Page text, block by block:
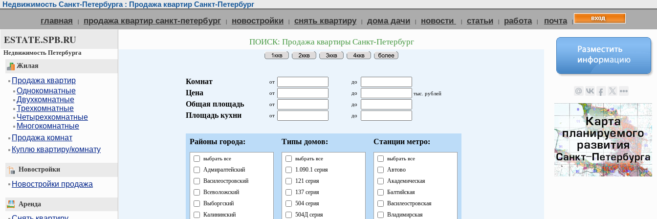
Недвижимость Санкт-Петербурга : Продажа квартир Санкт-Петербург
главная | продажа квартир санкт-петербург | новостройки | снять квартиру | дома дачи | новости | статьи | работа | почта |
ESTATE.SPB.RU
Недвижимость Петербурга
Жилая
Продажа квартир
Однокомнатные
Двухкомнатные
Трехкомнатные
Четырехкомнатные
Многокомнатные
Продажа комнат
Куплю квартиру/комнату
Новостройки
Новостройки продажа
Аренда
ПОИСК: Продажа квартиры Санкт-Петербург
Комнат от до
Цена от до тыс. рублей
Общая площадь от до
Площадь кухни от до
Районы города:
выбрать все
Адмиралтейский
Василеостровский
Всеволожский
Выборгский
Калининский
Типы домов:
выбрать все
1.090.1 серия
121 серия
137 серия
504 серия
504Д серия
Станции метро:
выбрать все
Автово
Академическая
Балтийская
Василеостровская
Владимирская